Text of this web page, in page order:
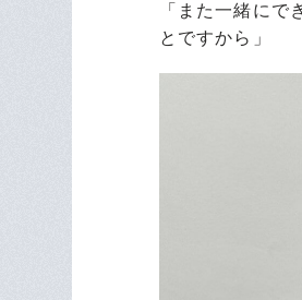
「また一緒に
とですから」